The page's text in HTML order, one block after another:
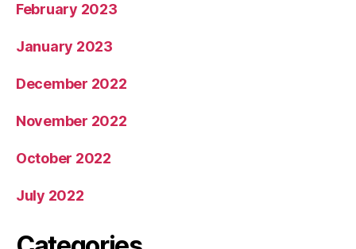
February 2023
January 2023
December 2022
November 2022
October 2022
July 2022